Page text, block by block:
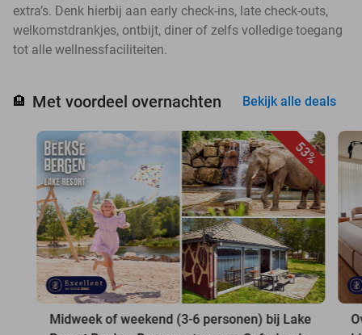
extra’s. Denk hierbij aan early check-ins, late check-outs,
welkomstdrankjes, ontbijt, diner of zelfs volledige toegang
tot alle wellnessfaciliteiten.
🏨 Met voordeel overnachten Bekijk alle deals
53%
Midweek of weekend (3-6 personen) bij Lake